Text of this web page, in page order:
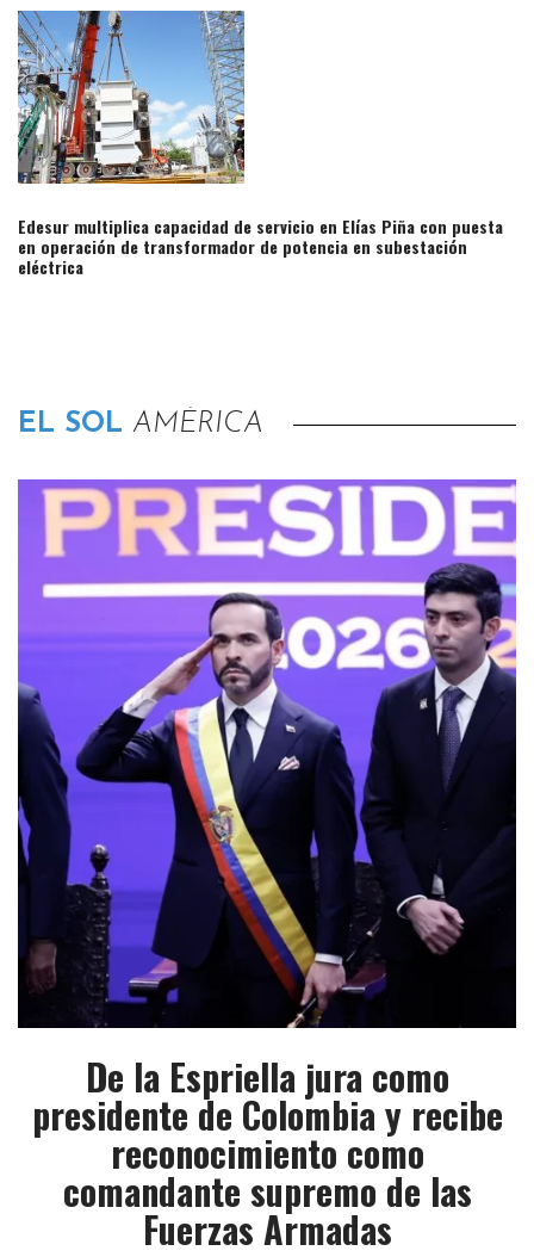
Edesur multiplica capacidad de servicio en Elías Piña con puesta
en operación de transformador de potencia en subestación
eléctrica
EL SOL AMÉRICA
De la Espriella jura como
presidente de Colombia y recibe
reconocimiento como
comandante supremo de las
Fuerzas Armadas​